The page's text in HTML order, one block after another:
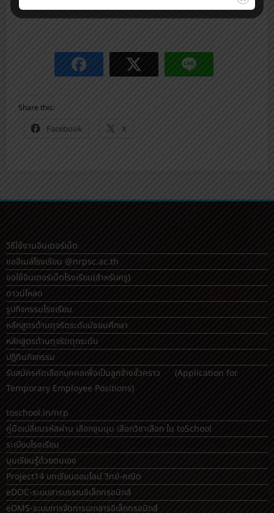
Share this:
Facebook
X
วิธีใช้งานอินเตอร์เน็ต
ขออีเมล์โรงเรียน @nrpsc.ac.th
ขอใช้อินเตอร์เน็ตโรงเรียน(สำหรับครู)
ดาวน์โหลด
รูปกิจกรรมโรงเรียน
หลักสูตรต้านทุจริตระดับมัธยมศึกษา
หลักสูตรต้านทุจริตทุกระดับ
ปฏิทินกิจกรรม
รับสมัครคัดเลือกบุคคลเพื่อเป็นลูกจ้างชั่วคราว (Application for
Temporary Employee Positions)
toschool.in/nrp
คู่มือเปลี่ยนรหัสผ่าน เลือกชุมนุม เลือกวิชาเลือก ใน toSchool
ระเบียบโรงเรียน
มุมเรียนรู้ด้วยตนเอง
Project14 บทเรียนออนไลน์ วิทย์-คณิต
eDOC-ระบบสารบรรณอิเล็กทรอนิกส์
eDMS-ระบบการจัดการเอกสารอิเล็กทรอนิกส์